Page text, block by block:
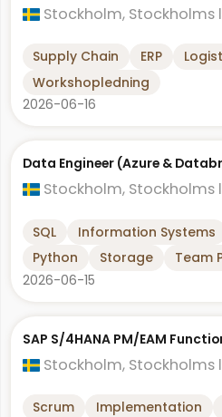
Stockholm, Stockholms
Supply Chain ERP
Workshopledning
2026-06-16
Data Engineer (Azure &
Stockholm, Stockholms
SQL Information Systems
Python
Storage Team
2026-06-15
SAP S/4HANA PM/EAM
Stockholm, Stockholms
Scrum Implementation